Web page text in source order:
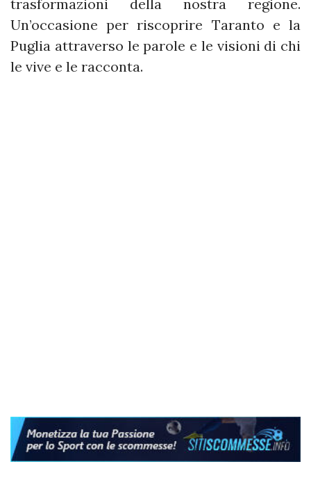
trasformazioni della nostra regione.
Un’occasione per riscoprire Taranto e la
Puglia attraverso le parole e le visioni di chi
le vive e le racconta.